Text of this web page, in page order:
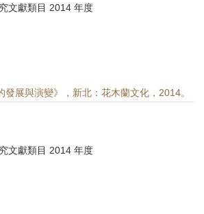
文獻類目 2014 年度
發展與演變》，新北：花木蘭文化，2014。
文獻類目 2014 年度